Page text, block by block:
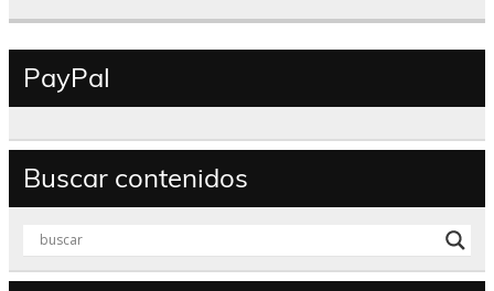
PayPal
Buscar contenidos